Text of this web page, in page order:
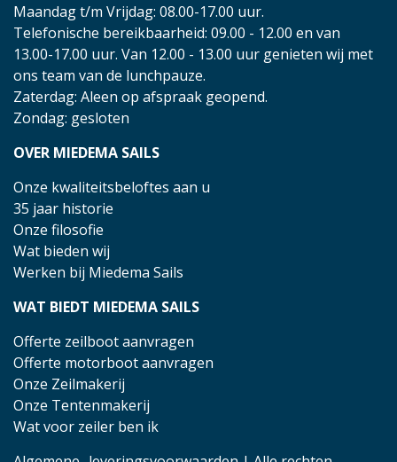
Maandag t/m Vrijdag: 08.00-17.00 uur.
Telefonische bereikbaarheid: 09.00 - 12.00 en van
13.00-17.00 uur. Van 12.00 - 13.00 uur genieten wij met
ons team van de lunchpauze.
Zaterdag: Aleen op afspraak geopend.
Zondag: gesloten
OVER MIEDEMA SAILS
Onze kwaliteitsbeloftes aan u
35 jaar historie
Onze filosofie
Wat bieden wij
Werken bij Miedema Sails
WAT BIEDT MIEDEMA SAILS
Offerte zeilboot aanvragen
Offerte motorboot aanvragen
Onze Zeilmakerij
Onze Tentenmakerij
Wat voor zeiler ben ik